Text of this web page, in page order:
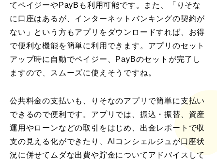
てペイジーやPayBも利用可能です。また、「りそな
に口座はあるが、インターネットバンキングの契約が
ない」という方もアプリをダウンロードすれば、お得
で便利な機能を簡単に利用できます。アプリのセット
アップ時に自動でペイジー、PayBのセットが完了し
ますので、スムーズに使えそうですね。
公共料金の支払いも、りそなのアプリで簡単に支払い
できるので便利です。アプリでは、振込・振替、資産
運用やローンなどの取引をはじめ、出金レポートで収
支の見える化ができたり、AIコンシェルジュが口座状
況に併せてムダな出費や貯金についてアドバイスして